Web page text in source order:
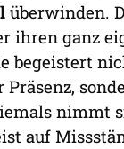
überwinden.
ihren ganz
begeistert
nimmt
auf